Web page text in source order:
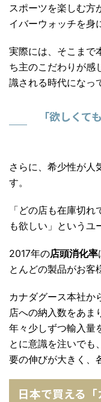
スポーツを楽しむ
イバーウォッチを身
実際には、そこまで
ち主のこだわりが感
識される時代になっ
「欲しくて
さらに、希少性が人
す。
「どの店も在庫切
も欲しい」というユ
2017年の店頭消化率
とんどの製品がお客
カナダグース本社か
店への納入数をあま
年々少しずつ輸入量
とに意識を注いでも
要の伸びが大きく、
日本で買える